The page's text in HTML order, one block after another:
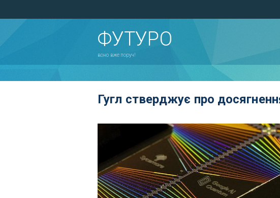
ФУТУРО
воно вже поруч!
Гугл стверджує про